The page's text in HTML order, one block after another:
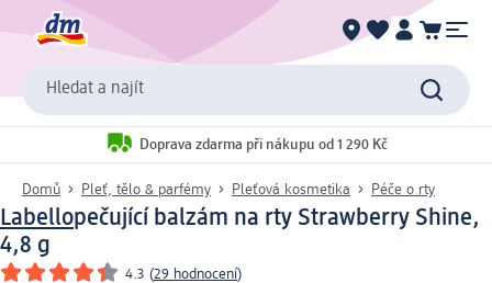
Hledat a najít
Doprava zdarma při nákupu od 1 290 Kč
Domů Pleť, tělo & parfémy Pleťová kosmetika Péče o rty
Labellopečující balzám na rty Strawberry Shine,
4,8 g
4.3 (29 hodnocení)